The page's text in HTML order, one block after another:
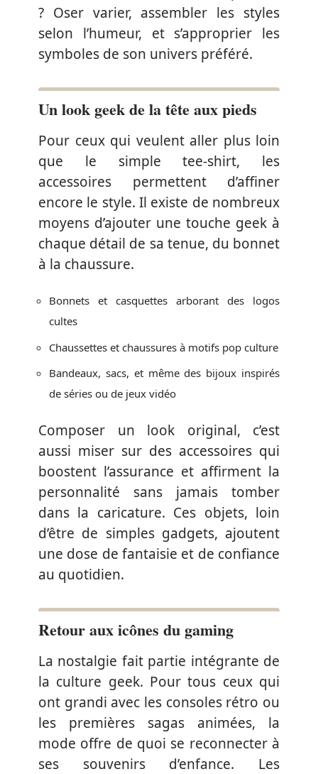
? Oser varier, assembler les styles
selon l’humeur, et s’approprier les
symboles de son univers préféré.
Un look geek de la tête aux pieds
Pour ceux qui veulent aller plus loin
que le simple tee-shirt, les
accessoires permettent d’affiner
encore le style. Il existe de nombreux
moyens d’ajouter une touche geek à
chaque détail de sa tenue, du bonnet
à la chaussure.
Bonnets et casquettes arborant des logos
cultes
Chaussettes et chaussures à motifs pop culture
Bandeaux, sacs, et même des bijoux inspirés
de séries ou de jeux vidéo
Composer un look original, c’est
aussi miser sur des accessoires qui
boostent l’assurance et affirment la
personnalité sans jamais tomber
dans la caricature. Ces objets, loin
d’être de simples gadgets, ajoutent
une dose de fantaisie et de confiance
au quotidien.
Retour aux icônes du gaming
La nostalgie fait partie intégrante de
la culture geek. Pour tous ceux qui
ont grandi avec les consoles rétro ou
les premières sagas animées, la
mode offre de quoi se reconnecter à
ses souvenirs d’enfance. Les